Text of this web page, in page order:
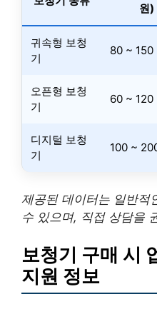
원)
귀속형 보청
기
80 ~ 150
오픈형 보청
기
60 ~ 120
디지털 보청
기
100 ~
제공된 데이터는 일반적
수 있으며, 직접 상담을
보청기 구매 시
지원 정보